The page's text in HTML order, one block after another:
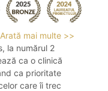
Arată mai multe >>
la numărul 2
ca o clinică
ca prioritate
care îi trec